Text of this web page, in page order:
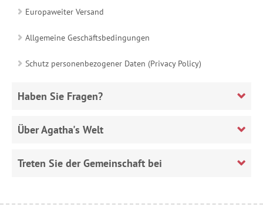
Europaweiter Versand
Allgemeine Geschäftsbedingungen
Schutz personenbezogener Daten (Privacy Policy)
Haben Sie Fragen?
Über Agatha's Welt
Treten Sie der Gemeinschaft bei